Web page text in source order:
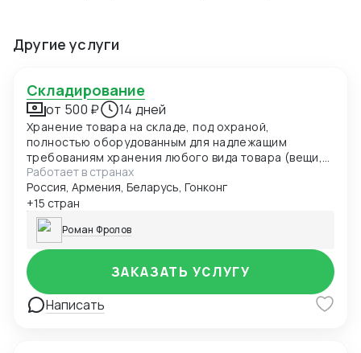
Другие услуги
Складирование
от 500 ₽ 14 дней
Хранение товара на складе, под охраной,
полностью оборудованным для надлежащим
требованиям хранения любого вида товара (вещи,
мебель, оборудование, электроника и т.д)
Работает в странах
Россия, Армения, Беларусь, Гонконг
+15 стран
Роман Фролов
Написать
ЗАКАЗАТЬ УСЛУГУ